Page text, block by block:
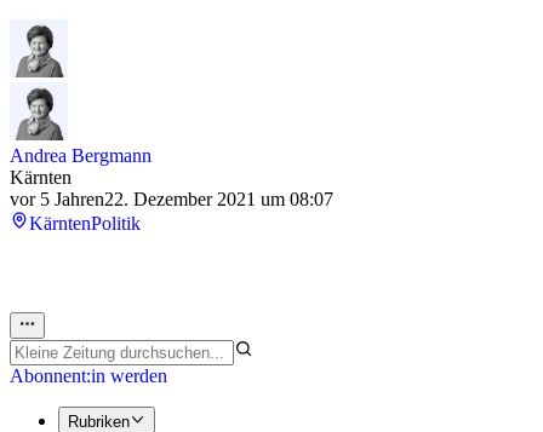
Andrea Bergmann
Kärnten
vor 5 Jahren22. Dezember 2021 um 08:07
KärntenPolitik
Abonnent:in werden
Rubriken